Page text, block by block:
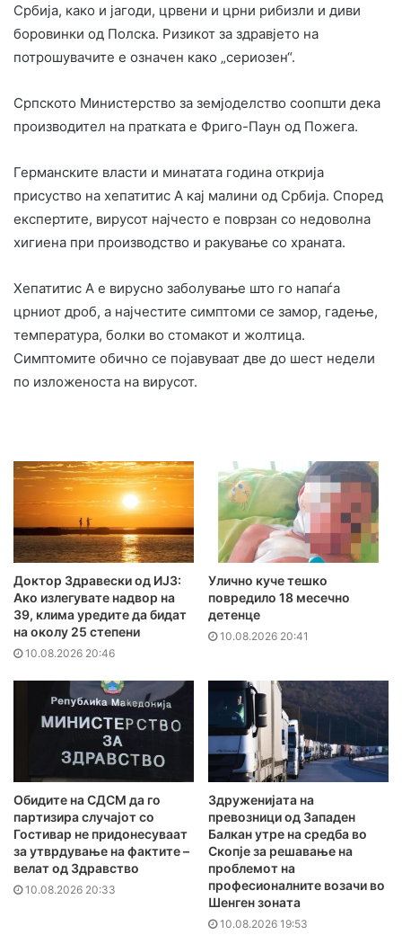
Србија, како и јагоди, црвени и црни рибизли и диви
боровинки од Полска. Ризикот за здравјето на
потрошувачите е означен како „сериозен“.
Српското Министерство за земјоделство соопшти дека
производител на пратката е Фриго-Паун од Пожега.
Германските власти и минатата година открија
присуство на хепатитис А кај малини од Србија. Според
експертите, вирусот најчесто е поврзан со недоволна
хигиена при производство и ракување со храната.
Хепатитис А е вирусно заболување што го напаѓа
црниот дроб, а најчестите симптоми се замор, гадење,
температура, болки во стомакот и жолтица.
Симптомите обично се појавуваат две до шест недели
по изложеноста на вирусот.
Доктор Здравески од ИЈЗ:
Ако излегувате надвор на
39, клима уредите да бидат
на околу 25 степени
10.08.2026 20:46
Улично куче тешко
повредило 18 месечно
детенце
10.08.2026 20:41
Обидите на СДСМ да го
партизира случајот со
Гостивар не придонесуваат
за утврдување на фактите –
велат од Здравство
10.08.2026 20:33
Здруженијата на
превозници од Западен
Балкан утре на средба во
Скопје за решавање на
проблемот на
професионалните возачи во
Шенген зоната
10.08.2026 19:53